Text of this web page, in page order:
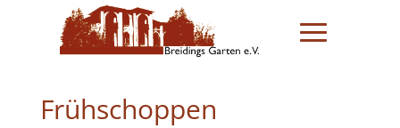
Frühschoppen